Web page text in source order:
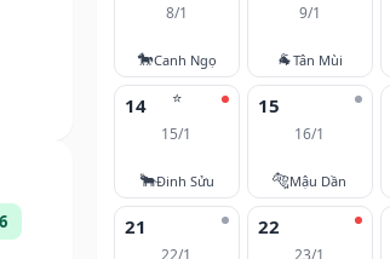
8/1
🐎Canh Ngọ
9/1
🐐Tân Mùi
⭐
14
15/1
🐂Đinh Sửu
15
16/1
🐅Mậu Dần
21
22/1
22
23/1